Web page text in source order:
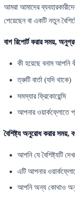
আমরা আমাদের
পেয়েছেন বা একটি নতুন
বাগ রিপোর্ট করার সময়,
কী হয়েছে বনাম আপনি
ত্রুটি বার্তা (যদি থাকে)
সমস্যার ফ্রিকোয়েন্সি
আপনার ওয়ার্কফ্লোতে
বৈশিষ্ট্য অনুরোধ করার সময়,
আপনি যে বৈশিষ্ট্যটি
এটি আপনার
আপনি অন্য কোথাও